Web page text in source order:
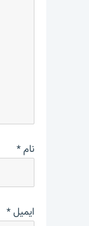
نام*
ایمیل*